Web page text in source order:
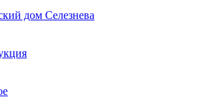
дом Селезнева